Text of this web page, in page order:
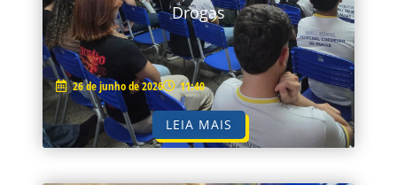
Drogas
26 de junho de 2026 11:40
LEIA MAIS